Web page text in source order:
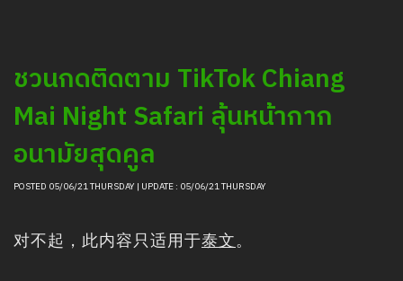
安排活动
精品度假酒店
清邁夜間野生動物園的動物信息
ชวนกดติดตาม TikTok Chiang
Mai Night Safari ลุ้นหน้ากาก
อนามัยสุดคูล
POSTED 05/06/21 THURSDAY | UPDATE : 05/06/21 THURSDAY
对不起，此内容只适用于泰文。